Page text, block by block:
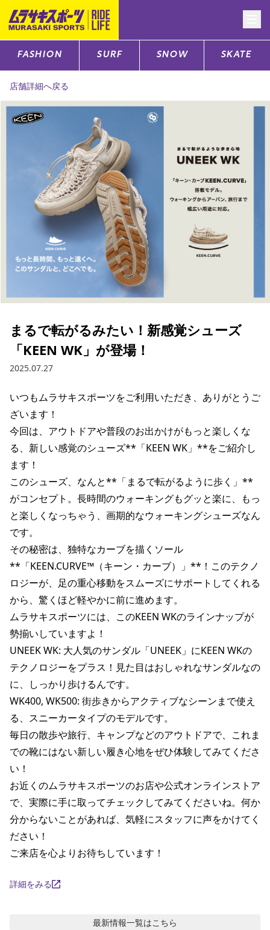
CATEGORY
スノーTOP
スケートTOP
CONTENTS
特集一覧
SUPPORT
ご利用ガイド
会員ランク
アフターサポート
下取り保証について
よくある質問
ポイント・クーポンもこのアプリで！
FASHION SURF SNOW SKATE
店舗詳細へ戻る
まるで転がるみたい！新感覚シューズ
「KEEN WK」が登場！
2025.07.27
いつもムラサキスポーツをご利用いただき、ありがとうご
ざいます！
今回は、アウトドアや普段のお出かけがもっと楽しくな
る、新しい感覚のシューズ**「KEEN WK」**をご紹介し
ます！
このシューズ、なんと**「まるで転がるように歩く」**
がコンセプト。長時間のウォーキングもグッと楽に、もっ
と楽しくなっちゃう、画期的なウォーキングシューズなん
です。
その秘密は、独特なカーブを描くソール
**「KEEN.CURVE™（キーン・カーブ）」**！このテクノ
ロジーが、足の重心移動をスムーズにサポートしてくれる
から、驚くほど軽やかに前に進めます。
ムラサキスポーツには、このKEEN WKのラインナップが
勢揃いしていますよ！
UNEEK WK: 大人気のサンダル「UNEEK」にKEEN WKの
テクノロジーをプラス！見た目はおしゃれなサンダルなの
に、しっかり歩けるんです。
WK400, WK500: 街歩きからアクティブなシーンまで使え
る、スニーカータイプのモデルです。
毎日の散歩や旅行、キャンプなどのアウトドアで、これま
での靴にはない新しい履き心地をぜひ体験してみてくださ
い！
お近くのムラサキスポーツのお店や公式オンラインストア
で、実際に手に取ってチェックしてみてくださいね。何か
分からないことがあれば、気軽にスタッフに声をかけてく
ださい！
ご来店を心よりお待ちしています！
詳細をみる
最新情報一覧はこちら